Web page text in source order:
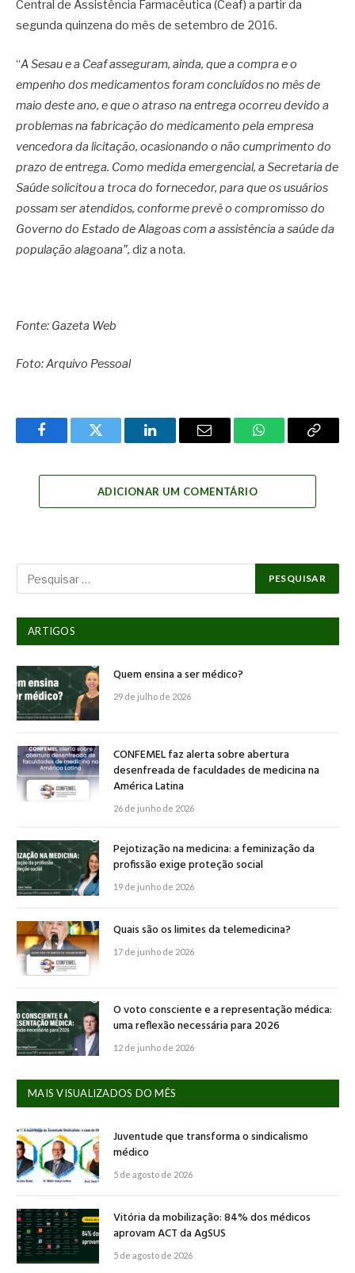
Central de Assistência Farmacêutica (Ceaf) a partir da
segunda quinzena do mês de setembro de 2016.
“A Sesau e a Ceaf asseguram, ainda, que a compra e o
empenho dos medicamentos foram concluídos no mês de
maio deste ano, e que o atraso na entrega ocorreu devido a
problemas na fabricação do medicamento pela empresa
vencedora da licitação, ocasionando o não cumprimento do
prazo de entrega. Como medida emergencial, a Secretaria de
Saúde solicitou a troca do fornecedor, para que os usuários
possam ser atendidos, conforme prevê o compromisso do
Governo do Estado de Alagoas com a assistência a saúde da
população alagoana”, diz a nota.
Fonte: Gazeta Web
Foto: Arquivo Pessoal
FacebookTwitter LinkedInEmail WhatsAppCopy
ADICIONAR UM COMENTÁRIO
ARTIGOS
Quem ensina a ser médico?
29 de julho de 2026
CONFEMEL faz alerta sobre abertura
desenfreada de faculdades de medicina na
América Latina
26 de junho de 2026
Pejotização na medicina: a feminização da
profissão exige proteção social
19 de junho de 2026
Quais são os limites da telemedicina?
17 de junho de 2026
O voto consciente e a representação médica:
uma reflexão necessária para 2026
12 de junho de 2026
MAIS VISUALIZADOS DO MÊS
Juventude que transforma o sindicalismo
médico
5 de agosto de 2026
Vitória da mobilização: 84% dos médicos
aprovam ACT da AgSUS
5 de agosto de 2026